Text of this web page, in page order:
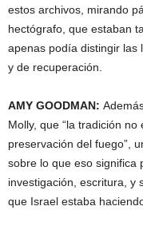
estos archivos, mirando
hectógrafo, que estaban
apenas podía distingir las
y de recuperación.
AMY GOODMAN:
Molly, que “la tradición
preservación del fuego”,
sobre lo que eso significa
investigación, escritura, y
que Israel estaba